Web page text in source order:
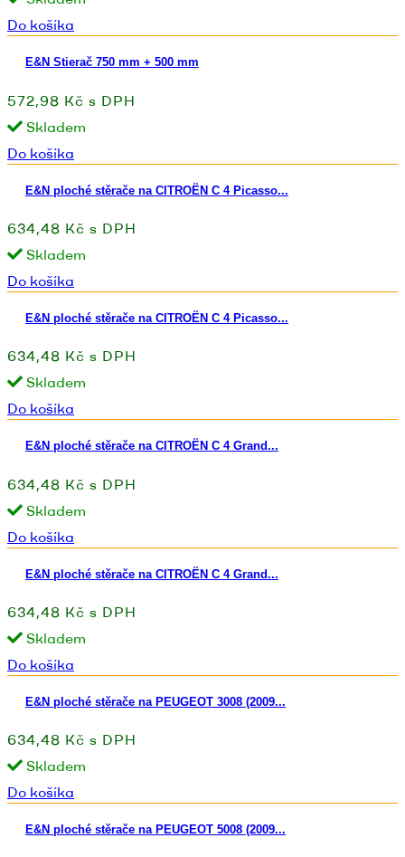
Do košíka
E&N Stierač 750 mm + 500 mm
572,98 Kč s DPH
Skladem
Do košíka
E&N ploché stěrače na CITROËN C 4 Picasso...
634,48 Kč s DPH
Skladem
Do košíka
E&N ploché stěrače na CITROËN C 4 Picasso...
634,48 Kč s DPH
Skladem
Do košíka
E&N ploché stěrače na CITROËN C 4 Grand...
634,48 Kč s DPH
Skladem
Do košíka
E&N ploché stěrače na CITROËN C 4 Grand...
634,48 Kč s DPH
Skladem
Do košíka
E&N ploché stěrače na PEUGEOT 3008 (2009...
634,48 Kč s DPH
Skladem
Do košíka
E&N ploché stěrače na PEUGEOT 5008 (2009...